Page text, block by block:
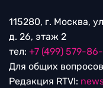
115280, г. Москва,
д. 26, этаж 2
тел: +7 (499) 579-
Для общих
Редакция RTVI: